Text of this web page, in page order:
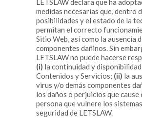
LETSLAW declara que ha
medidas necesarias que, dentro
posibilidades y el estado de la
permitan el correcto
Sitio Web, así como la ausencia
componentes dañinos. Sin
LETSLAW no puede hacerse
(i) la continuidad y
Contenidos y Servicios; (ii) la
virus y/o demás componentes
los daños o perjuicios que cause
persona que vulnere los
seguridad de LETSLAW.